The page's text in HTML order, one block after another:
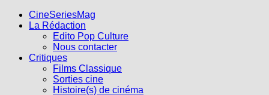
CineSeriesMag
La Rédaction
Edito Pop Culture
Nous contacter
Critiques
Films Classique
Sorties cine
Histoire(s) de cinéma